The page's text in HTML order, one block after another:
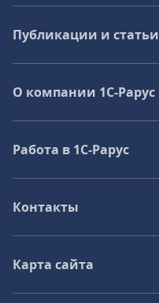
Публикации и статьи
О компании 1C-Рарус
Работа в 1С‑Рарус
Контакты
Карта сайта